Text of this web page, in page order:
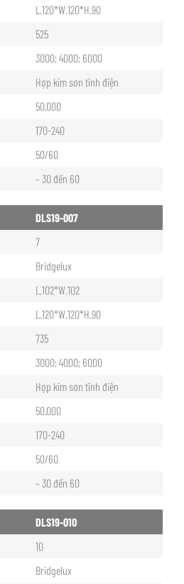
L.120*W.120*H.90
525
3000; 4000; 6000
Hợp kim sơn tĩnh điện
50.000
170-240
50/60
– 30 đến 60
DLS19-007
7
Bridgelux
L.102*W.102
L.120*W.120*H.90
735
3000; 4000; 6000
Hợp kim sơn tĩnh điện
50.000
170-240
50/60
– 30 đến 60
DLS19-010
10
Bridgelux